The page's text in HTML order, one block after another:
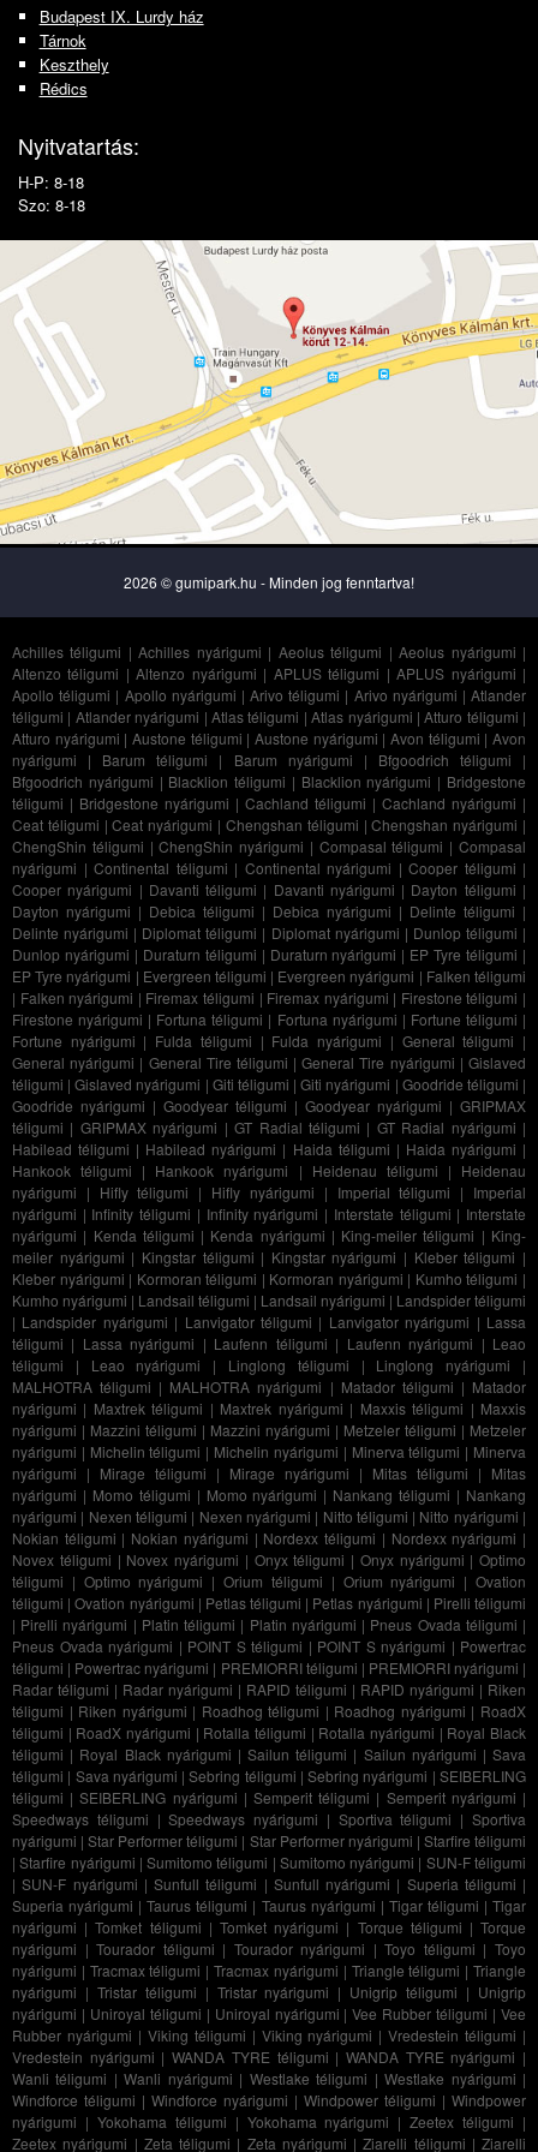
Budapest IX. Lurdy ház
Tárnok
Keszthely
Rédics
Nyitvatartás:
H-P: 8-18
Szo: 8-18
2026 © gumipark.hu - Minden jog fenntartva!
Achilles téligumi |Achilles nyárigumi | Aeolus téligumi |Aeolus nyárigumi |
Altenzo téligumi |Altenzo nyárigumi | APLUS téligumi |APLUS nyárigumi |
Apollo téligumi | Apollo nyárigumi |Arivo téligumi | Arivo nyárigumi |Atlander
téligumi | Atlander nyárigumi | Atlas téligumi |Atlas nyárigumi |Atturo téligumi |
Atturo nyárigumi |Austone téligumi |Austone nyárigumi |Avon téligumi |Avon
nyárigumi | Barum téligumi | Barum nyárigumi | Bfgoodrich téligumi |
Bfgoodrich nyárigumi | Blacklion téligumi | Blacklion nyárigumi | Bridgestone
téligumi | Bridgestone nyárigumi | Cachland téligumi | Cachland nyárigumi |
Ceat téligumi |Ceat nyárigumi | Chengshan téligumi |Chengshan nyárigumi |
ChengShin téligumi |ChengShin nyárigumi | Compasal téligumi |Compasal
nyárigumi | Continental téligumi | Continental nyárigumi | Cooper téligumi |
Cooper nyárigumi | Davanti téligumi | Davanti nyárigumi | Dayton téligumi |
Dayton nyárigumi | Debica téligumi | Debica nyárigumi | Delinte téligumi |
Delinte nyárigumi | Diplomat téligumi | Diplomat nyárigumi | Dunlop téligumi |
Dunlop nyárigumi | Duraturn téligumi | Duraturn nyárigumi | EP Tyre téligumi |
EP Tyre nyárigumi | Evergreen téligumi | Evergreen nyárigumi | Falken téligumi
| Falken nyárigumi | Firemax téligumi | Firemax nyárigumi | Firestone téligumi |
Firestone nyárigumi | Fortuna téligumi | Fortuna nyárigumi | Fortune téligumi |
Fortune nyárigumi | Fulda téligumi | Fulda nyárigumi | General téligumi |
General nyárigumi | General Tire téligumi |General Tire nyárigumi |Gislaved
téligumi |Gislaved nyárigumi | Giti téligumi |Giti nyárigumi | Goodride téligumi |
Goodride nyárigumi | Goodyear téligumi | Goodyear nyárigumi | GRIPMAX
téligumi | GRIPMAX nyárigumi |GT Radial téligumi | GT Radial nyárigumi |
Habilead téligumi | Habilead nyárigumi | Haida téligumi | Haida nyárigumi |
Hankook téligumi | Hankook nyárigumi | Heidenau téligumi | Heidenau
nyárigumi | Hifly téligumi | Hifly nyárigumi | Imperial téligumi | Imperial
nyárigumi | Infinity téligumi | Infinity nyárigumi | Interstate téligumi | Interstate
nyárigumi | Kenda téligumi | Kenda nyárigumi | King-meiler téligumi | King-
meiler nyárigumi | Kingstar téligumi | Kingstar nyárigumi | Kleber téligumi |
Kleber nyárigumi | Kormoran téligumi | Kormoran nyárigumi | Kumho téligumi |
Kumho nyárigumi | Landsail téligumi | Landsail nyárigumi | Landspider téligumi
| Landspider nyárigumi | Lanvigator téligumi | Lanvigator nyárigumi | Lassa
téligumi | Lassa nyárigumi | Laufenn téligumi | Laufenn nyárigumi | Leao
téligumi | Leao nyárigumi | Linglong téligumi | Linglong nyárigumi |
MALHOTRA téligumi | MALHOTRA nyárigumi | Matador téligumi | Matador
nyárigumi | Maxtrek téligumi | Maxtrek nyárigumi | Maxxis téligumi | Maxxis
nyárigumi | Mazzini téligumi | Mazzini nyárigumi | Metzeler téligumi | Metzeler
nyárigumi | Michelin téligumi | Michelin nyárigumi | Minerva téligumi | Minerva
nyárigumi | Mirage téligumi | Mirage nyárigumi | Mitas téligumi | Mitas
nyárigumi | Momo téligumi | Momo nyárigumi | Nankang téligumi | Nankang
nyárigumi | Nexen téligumi | Nexen nyárigumi | Nitto téligumi | Nitto nyárigumi |
Nokian téligumi | Nokian nyárigumi | Nordexx téligumi | Nordexx nyárigumi |
Novex téligumi | Novex nyárigumi | Onyx téligumi | Onyx nyárigumi | Optimo
téligumi | Optimo nyárigumi |Orium téligumi | Orium nyárigumi |Ovation
téligumi |Ovation nyárigumi | Petlas téligumi | Petlas nyárigumi | Pirelli téligumi
| Pirelli nyárigumi | Platin téligumi | Platin nyárigumi | Pneus Ovada téligumi |
Pneus Ovada nyárigumi | POINT S téligumi | POINT S nyárigumi | Powertrac
téligumi | Powertrac nyárigumi | PREMIORRI téligumi | PREMIORRI nyárigumi |
Radar téligumi | Radar nyárigumi | RAPID téligumi | RAPID nyárigumi | Riken
téligumi | Riken nyárigumi | Roadhog téligumi | Roadhog nyárigumi | RoadX
téligumi | RoadX nyárigumi | Rotalla téligumi | Rotalla nyárigumi | Royal Black
téligumi | Royal Black nyárigumi |Sailun téligumi | Sailun nyárigumi |Sava
téligumi | Sava nyárigumi |Sebring téligumi |Sebring nyárigumi |SEIBERLING
téligumi |SEIBERLING nyárigumi |Semperit téligumi | Semperit nyárigumi |
Speedways téligumi |Speedways nyárigumi | Sportiva téligumi |Sportiva
nyárigumi |Star Performer téligumi | Star Performer nyárigumi | Starfire téligumi
|Starfire nyárigumi |Sumitomo téligumi | Sumitomo nyárigumi | SUN-F téligumi
|SUN-F nyárigumi | Sunfull téligumi | Sunfull nyárigumi | Superia téligumi |
Superia nyárigumi |Taurus téligumi | Taurus nyárigumi | Tigar téligumi |Tigar
nyárigumi |Tomket téligumi | Tomket nyárigumi | Torque téligumi |Torque
nyárigumi |Tourador téligumi | Tourador nyárigumi |Toyo téligumi |Toyo
nyárigumi | Tracmax téligumi |Tracmax nyárigumi | Triangle téligumi |Triangle
nyárigumi | Tristar téligumi | Tristar nyárigumi | Unigrip téligumi | Unigrip
nyárigumi | Uniroyal téligumi | Uniroyal nyárigumi |Vee Rubber téligumi |Vee
Rubber nyárigumi | Viking téligumi | Viking nyárigumi |Vredestein téligumi |
Vredestein nyárigumi |WANDA TYRE téligumi | WANDA TYRE nyárigumi |
Wanli téligumi |Wanli nyárigumi | Westlake téligumi |Westlake nyárigumi |
Windforce téligumi | Windforce nyárigumi | Windpower téligumi | Windpower
nyárigumi | Yokohama téligumi | Yokohama nyárigumi |Zeetex téligumi |
Zeetex nyárigumi | Zeta téligumi | Zeta nyárigumi |Ziarelli téligumi | Ziarelli